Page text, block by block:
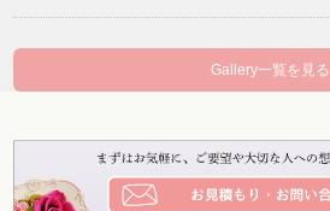
Gallery一覧を見る